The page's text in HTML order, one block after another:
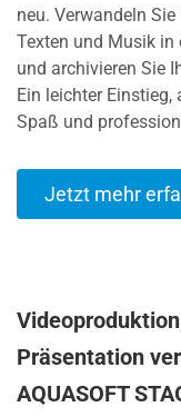
neu. Verwandeln
Texten und Musik in
und archivieren Sie
Ein leichter Einstieg,
Spaß und
Jetzt mehr
Präsentation
AQUASOFT